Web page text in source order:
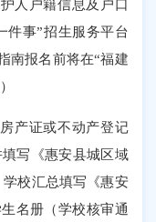
人户籍信息及户口
件事”招生服务平台
南报名前将在“福建
产证或不动产登记
填写《惠安县城区域
学校汇总填写《惠安
名册（学校核审通